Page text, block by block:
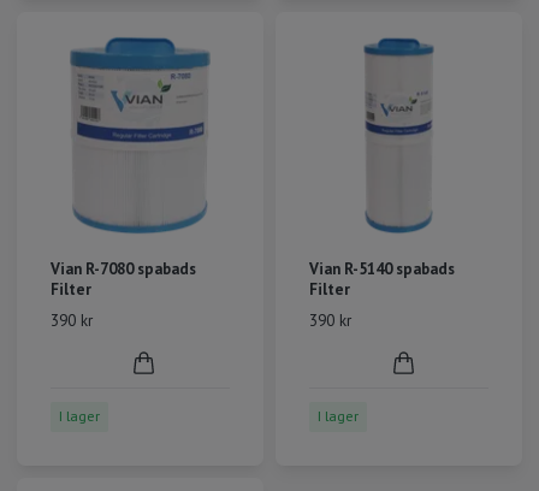
Vian R-7080 spabads
Filter
390 kr
I lager
Vian R-5140 spabads
Filter
390 kr
I lager